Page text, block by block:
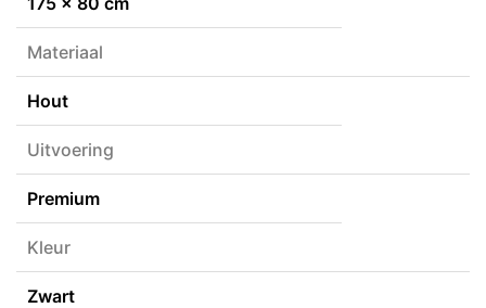
Materiaal
Hout
Uitvoering
Premium
Kleur
Zwart